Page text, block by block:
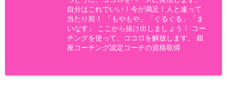
自分はこれでいい！今が満足！人と違って
当たり前！ 「もやもや」「ぐるぐる」「ま
いなす」 ここから抜け出しましょう！ コー
チングを使って、ココロを解放します。 銀
座コーチング認定コーチの資格取得